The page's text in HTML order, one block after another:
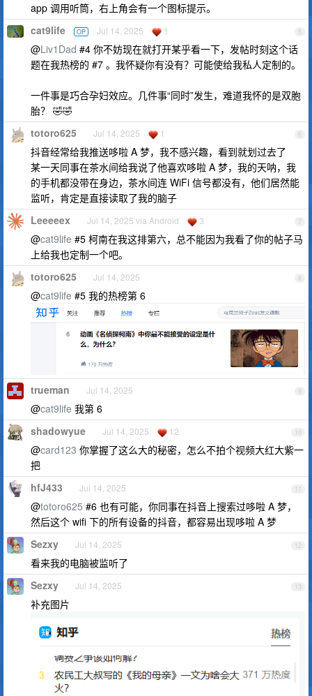
app 调用听筒，右上角会有一个图标提示。
5
cat9life OP Jul 14, 2025 1
@Liv1Dad #4 你不妨现在就打开某乎看一下，发帖时刻这个话
题在我热榜的 #7 。我怀疑你有没有？可能使给我私人定制的。
一件事是巧合孕妇效应。几件事“同时”发生，难道我怀的是双胞
胎？ 🤣🤣
6
totoro625 Jul 14, 2025 1
抖音经常给我推送哆啦 A 梦，我不感兴趣，看到就划过去了
某一天同事在茶水间给我说了他喜欢哆啦 A 梦，我的天呐，我
的手机都没带在身边，茶水间连 WiFi 信号都没有，他们居然能
监听，肯定是直接读取了我的脑子
7
Leeeeex Jul 14, 2025 via Android 3
@cat9life #5 柯南在我这排第六，总不能因为我看了你的帖子马
上给我也定制一个吧。
8
totoro625 Jul 14, 2025
@cat9life #5 我的热榜第 6
9
trueman Jul 14, 2025
@cat9life 我第 6
10
shadowyue Jul 14, 2025 12
@card123 你掌握了这么大的秘密，怎么不拍个视频大红大紫一
把
11
hfJ433 Jul 14, 2025
@totoro625 #6 也有可能，你同事在抖音上搜索过哆啦 A 梦，
然后这个 wifi 下的所有设备的抖音，都容易出现哆啦 A 梦
12
Sezxy Jul 14, 2025
看来我的电脑被监听了
13
Sezxy Jul 14, 2025
补充图片